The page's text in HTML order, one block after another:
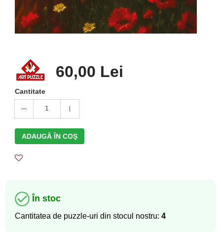
60,00 Lei
Cantitate
1
ADAUGĂ ÎN COŞ
În stoc
Cantitatea de puzzle-uri din stocul nostru: 4